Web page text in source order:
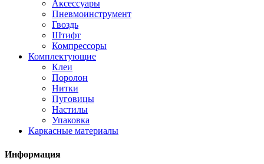
Аксессуары
Пневмоинструмент
Гвоздь
Штифт
Компрессоры
Комплектующие
Клеи
Поролон
Нитки
Пуговицы
Настилы
Упаковка
Каркасные материалы
Информация